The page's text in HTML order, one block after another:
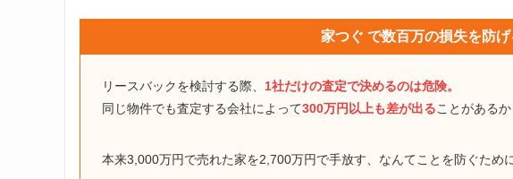
家つぐ で数百万の損失を防
リースバックを検討する際、 1社だけの査定で決めるのは危険。
同じ物件でも査定する会社によって300万円以上も差が出ることがあるか
本来3,000万円で売れた家を2,700万円で手放す、なんてことを防ぐために